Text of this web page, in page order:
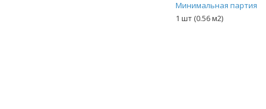
Минимальная партия
1 шт (0.56 м2)